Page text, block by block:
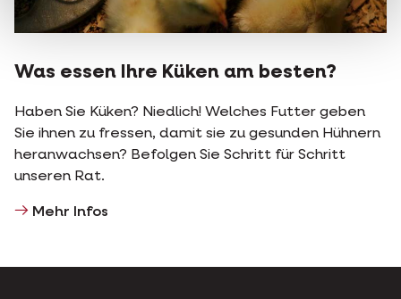
Was essen Ihre Küken am besten?
Haben Sie Küken? Niedlich! Welches Futter geben
Sie ihnen zu fressen, damit sie zu gesunden Hühnern
heranwachsen? Befolgen Sie Schritt für Schritt
unseren Rat.
Mehr Infos